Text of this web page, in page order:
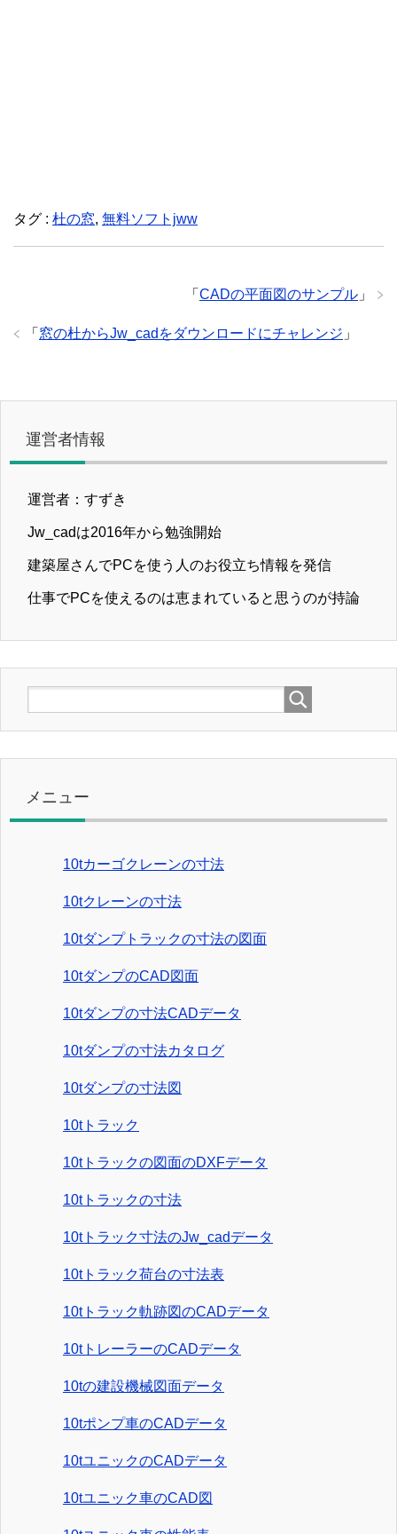
タグ : 杜の窓, 無料ソフトjww
「 CADの平面図のサンプル 」
「 窓の杜からJw_cadをダウンロードにチャレンジ 」
運営者情報
運営者：すずき
Jw_cadは2016年から勉強開始
建築屋さんでPCを使う人のお役立ち情報を発信
仕事でPCを使えるのは恵まれていると思うのが持論
メニュー
10tカーゴクレーンの寸法
10tクレーンの寸法
10tダンプトラックの寸法の図面
10tダンプのCAD図面
10tダンプの寸法CADデータ
10tダンプの寸法カタログ
10tダンプの寸法図
10tトラック
10tトラックの図面のDXFデータ
10tトラックの寸法
10tトラック寸法のJw_cadデータ
10tトラック荷台の寸法表
10tトラック軌跡図のCADデータ
10tトレーラーのCADデータ
10tの建設機械図面データ
10tポンプ車のCADデータ
10tユニックのCADデータ
10tユニック車のCAD図